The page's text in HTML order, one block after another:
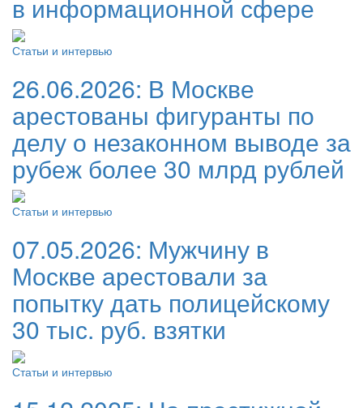
в информационной сфере
Статьи и интервью
26.06.2026: В Москве
арестованы фигуранты по
делу о незаконном выводе за
рубеж более 30 млрд рублей
Статьи и интервью
07.05.2026: Мужчину в
Москве арестовали за
попытку дать полицейскому
30 тыс. руб. взятки
Статьи и интервью